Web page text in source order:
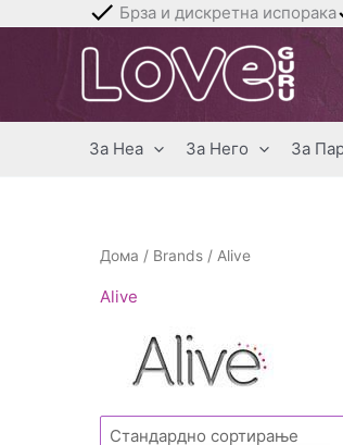
Брза и дискретна испорака
За Неа За Него За
Дома / Brands / Alive
Alive